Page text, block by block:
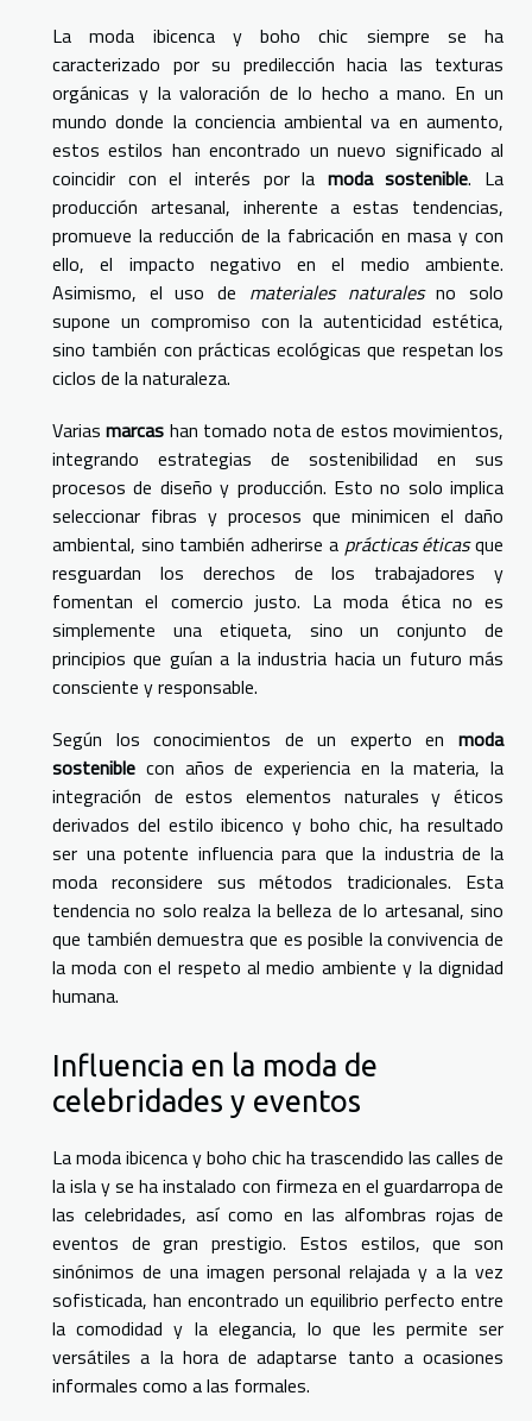
La moda ibicenca y boho chic siempre se ha
caracterizado por su predilección hacia las texturas
orgánicas y la valoración de lo hecho a mano. En un
mundo donde la conciencia ambiental va en aumento,
estos estilos han encontrado un nuevo significado al
coincidir con el interés por la moda sostenible. La
producción artesanal, inherente a estas tendencias,
promueve la reducción de la fabricación en masa y con
ello, el impacto negativo en el medio ambiente.
Asimismo, el uso de materiales naturalesno solo
supone un compromiso con la autenticidad estética,
sino también con prácticas ecológicas que respetan los
ciclos de la naturaleza.
Variasmarcas han tomado nota de estos movimientos,
integrando estrategias de sostenibilidad en sus
procesos de diseño y producción. Esto no solo implica
seleccionar fibras y procesos que minimicen el daño
ambiental, sino también adherirse a prácticas éticasque
resguardan los derechos de los trabajadores y
fomentan el comercio justo. La moda ética no es
simplemente una etiqueta, sino un conjunto de
principios que guían a la industria hacia un futuro más
consciente y responsable.
Según los conocimientos de un experto en moda
sostenible con años de experiencia en la materia, la
integración de estos elementos naturales y éticos
derivados del estilo ibicenco y boho chic, ha resultado
ser una potente influencia para que la industria de la
moda reconsidere sus métodos tradicionales. Esta
tendencia no solo realza la belleza de lo artesanal, sino
que también demuestra que es posible la convivencia de
la moda con el respeto al medio ambiente y la dignidad
humana.
Influencia en la moda de
celebridades y eventos
La moda ibicenca y boho chic ha trascendido las calles de
la isla y se ha instalado con firmeza en el guardarropa de
las celebridades, así como en las alfombras rojas de
eventos de gran prestigio. Estos estilos, que son
sinónimos de una imagen personal relajada y a la vez
sofisticada, han encontrado un equilibrio perfecto entre
la comodidad y la elegancia, lo que les permite ser
versátiles a la hora de adaptarse tanto a ocasiones
informales como a las formales.